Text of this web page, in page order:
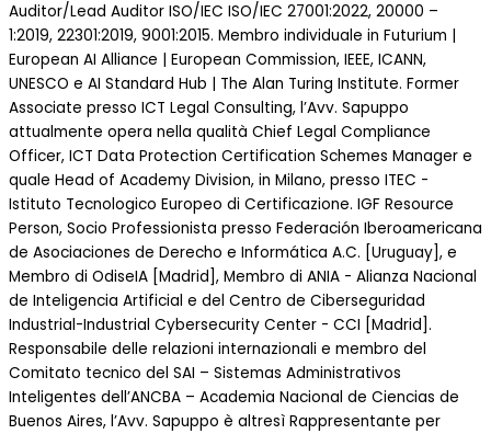
Auditor/Lead Auditor ISO/IEC ISO/IEC 27001:2022, 20000 –
1:2019, 22301:2019, 9001:2015. Membro individuale in Futurium |
European AI Alliance | European Commission, IEEE, ICANN,
UNESCO e AI Standard Hub | The Alan Turing Institute. Former
Associate presso ICT Legal Consulting, l’Avv. Sapuppo
attualmente opera nella qualità Chief Legal Compliance
Officer, ICT Data Protection Certification Schemes Manager e
quale Head of Academy Division, in Milano, presso ITEC -
Istituto Tecnologico Europeo di Certificazione. IGF Resource
Person, Socio Professionista presso Federación Iberoamericana
de Asociaciones de Derecho e Informática A.C. [Uruguay], e
Membro di OdiseIA [Madrid], Membro di ANIA - Alianza Nacional
de Inteligencia Artificial e del Centro de Ciberseguridad
Industrial-Industrial Cybersecurity Center - CCI [Madrid].
Responsabile delle relazioni internazionali e membro del
Comitato tecnico del SAI – Sistemas Administrativos
Inteligentes dell’ANCBA – Academia Nacional de Ciencias de
Buenos Aires, l’Avv. Sapuppo è altresì Rappresentante per